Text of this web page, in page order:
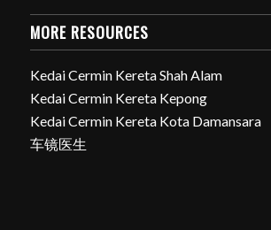
MORE RESOURCES
Kedai Cermin Kereta Shah Alam
Kedai Cermin Kereta Kepong
Kedai Cermin Kereta Kota Damansara
车镜医生